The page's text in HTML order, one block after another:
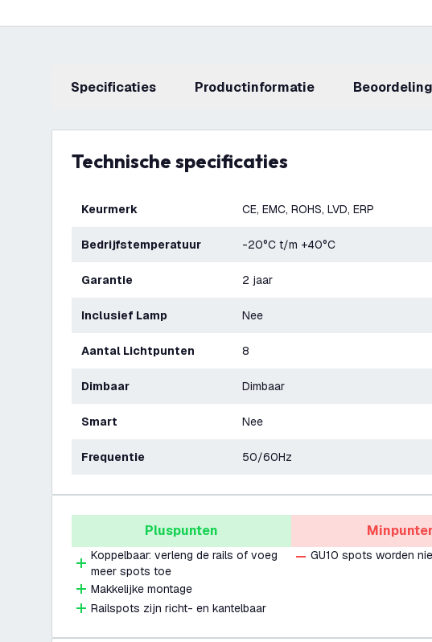
Specificaties productinformatie
Technische specificaties
Keurmerk CE, EMC, ROHS, LVD, ERP
Bedrijfstemperatuur -20°C t/m +40°C
Garantie 2 jaar
Inclusief Lamp Nee
Aantal Lichtpunten 8
Dimbaar Dimbaar
Smart Nee
Frequentie 50/60Hz
Pluspunten
Koppelbaar: verleng de rails of voeg
meer spots toe
Makkelijke montage
Railspots zijn richt- en kantelbaar
GU10 spots worden